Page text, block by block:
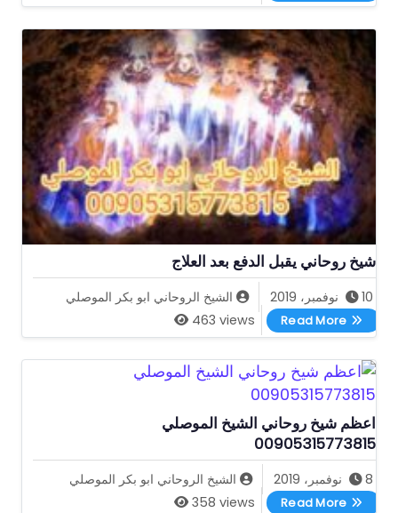
شيخ روحاني يقبل الدفع بعد العلاج
10 نوفمبر، 2019
الشيخ الروحاني ابو بكر الموصلي
463 views
Read More
شيخ روحاني يقبل الدفع بعد العلاج
اعظم شيخ روحاني الشيخ الموصلي
00905315773815
8 نوفمبر، 2019
الشيخ الروحاني ابو بكر الموصلي
358 views
Read More
اعظم شيخ روحاني الشيخ الموصلي 00905315773815